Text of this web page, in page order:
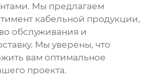
Мы предлагаем
кабельной продукции,
обслуживания и
Мы уверены, что
вам оптимальное
проекта.